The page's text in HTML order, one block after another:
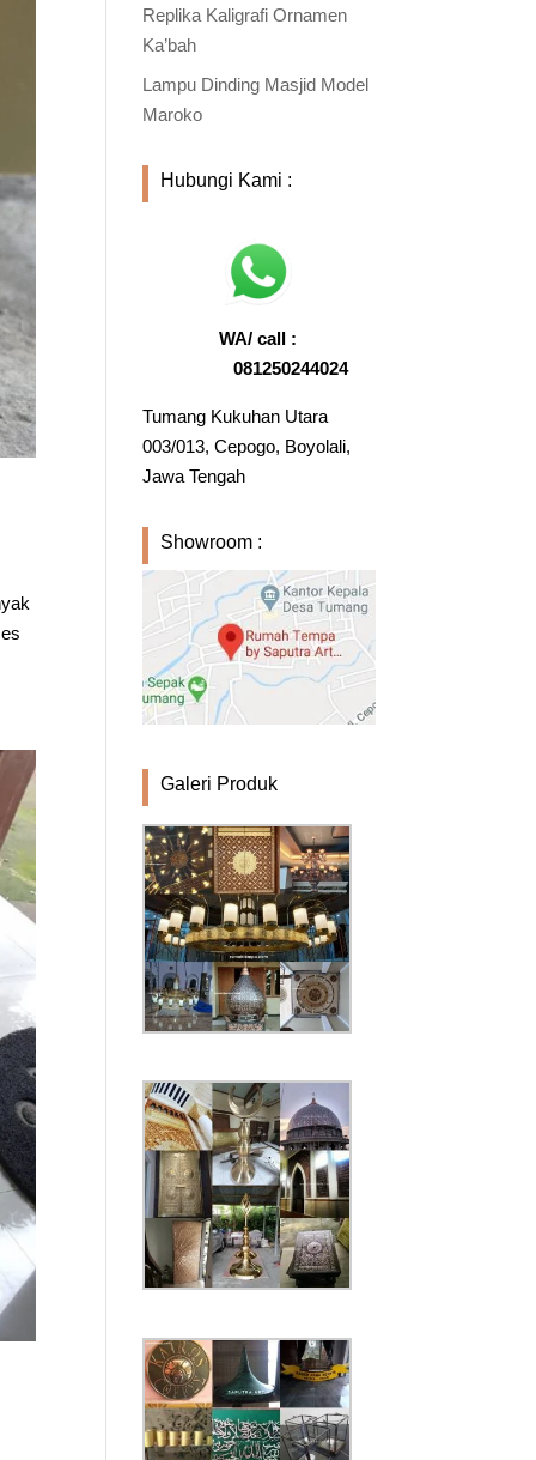
Replika Kaligrafi Ornamen
Ka’bah
Lampu Dinding Masjid Model
Maroko
Hubungi Kami :
WA/ call :
081250244024
Tumang Kukuhan Utara
003/013, Cepogo, Boyolali,
Jawa Tengah
Showroom :
Galeri Produk